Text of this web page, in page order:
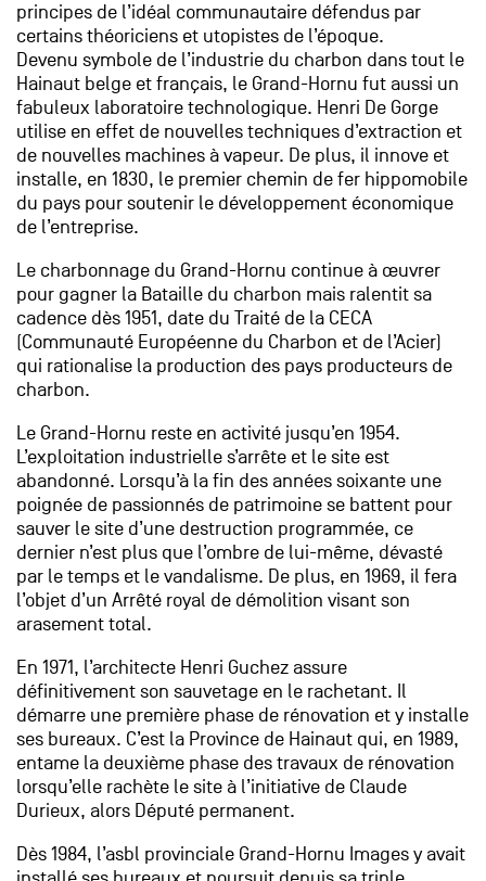
principes de l’idéal communautaire défendus par
certains théoriciens et utopistes de l’époque.
Devenu symbole de l’industrie du charbon dans tout le
Hainaut belge et français, le Grand-Hornu fut aussi un
fabuleux laboratoire technologique. Henri De Gorge
utilise en effet de nouvelles techniques d’extraction et
de nouvelles machines à vapeur. De plus, il innove et
installe, en 1830, le premier chemin de fer hippomobile
du pays pour soutenir le développement économique
de l’entreprise.
Le charbonnage du Grand-Hornu continue à œuvrer
pour gagner la Bataille du charbon mais ralentit sa
cadence dès 1951, date du Traité de la CECA
(Communauté Européenne du Charbon et de l’Acier)
qui rationalise la production des pays producteurs de
charbon.
Le Grand-Hornu reste en activité jusqu’en 1954.
L’exploitation industrielle s’arrête et le site est
abandonné. Lorsqu’à la fin des années soixante une
poignée de passionnés de patrimoine se battent pour
sauver le site d’une destruction programmée, ce
dernier n’est plus que l’ombre de lui-même, dévasté
par le temps et le vandalisme. De plus, en 1969, il fera
l’objet d’un Arrêté royal de démolition visant son
arasement total.
En 1971, l’architecte Henri Guchez assure
définitivement son sauvetage en le rachetant. Il
démarre une première phase de rénovation et y installe
ses bureaux. C’est la Province de Hainaut qui, en 1989,
entame la deuxième phase des travaux de rénovation
lorsqu’elle rachète le site à l’initiative de Claude
Durieux, alors Député permanent.
Dès 1984, l’asbl provinciale Grand-Hornu Images y avait